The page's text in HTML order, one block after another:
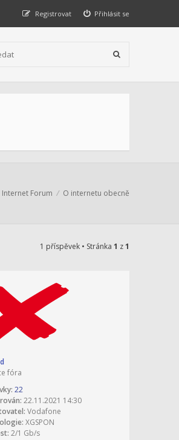
Přihlásit se
Registrovat
Internet Forum O internetu obecně
1 příspěvek • Stránka 1 z1
fóra
22
22.11.2021 14:30
Vodafone
XGSPON
2/1 Gb/s